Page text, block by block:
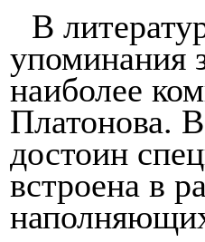
В
упоминания
наиболее
Платонова.
достоин
встроена в